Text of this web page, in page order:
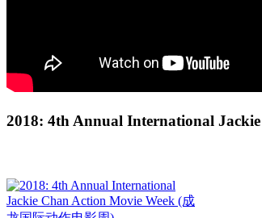
2018: 4th Annual International